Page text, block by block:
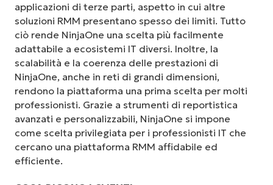
applicazioni di terze parti, aspetto in cui altre
soluzioni RMM presentano spesso dei limiti. Tutto
ciò rende NinjaOne una scelta più facilmente
adattabile a ecosistemi IT diversi. Inoltre, la
scalabilità e la coerenza delle prestazioni di
NinjaOne, anche in reti di grandi dimensioni,
rendono la piattaforma una prima scelta per molti
professionisti. Grazie a strumenti di reportistica
avanzati e personalizzabili, NinjaOne si impone
come scelta privilegiata per i professionisti IT che
cercano una piattaforma RMM affidabile ed
efficiente.